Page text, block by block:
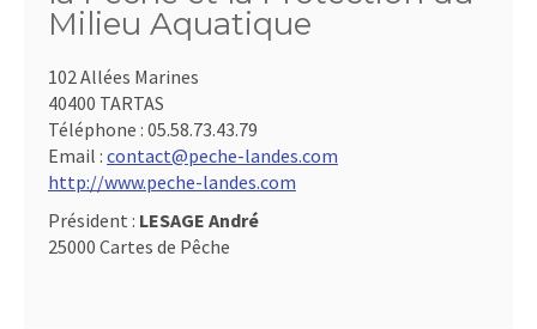
Milieu Aquatique
102 Allées Marines
40400 TARTAS
Téléphone : 05.58.73.43.79
Email : contact@peche-landes.com
http://www.peche-landes.com
Président : LESAGE André
25000 Cartes de Pêche